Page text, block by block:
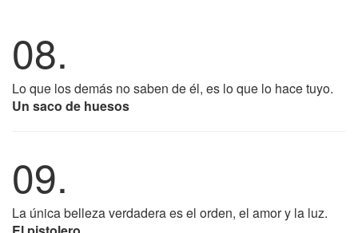
08.
Lo que los demás no saben de él, es lo que lo hace tuyo.
Un saco de huesos
09.
La única belleza verdadera es el orden, el amor y la luz.